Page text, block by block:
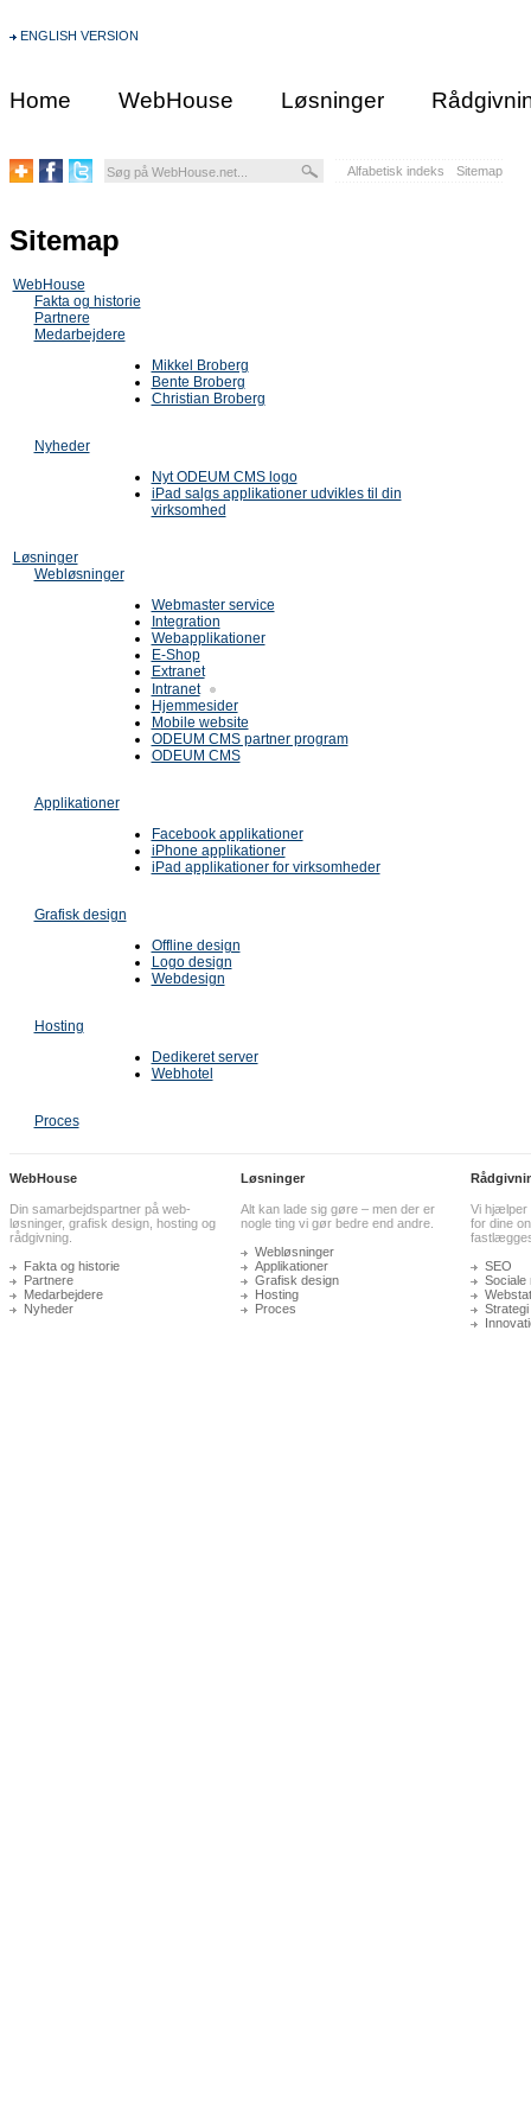
ENGLISH VERSION
Home WebHouse Løsninger
Alfabetisk indeks Sitemap
Sitemap
WebHouse
Fakta og historie
Partnere
Medarbejdere
Mikkel Broberg
Bente Broberg
Christian Broberg
Nyheder
Nyt ODEUM CMS logo
iPad salgs applikationer udvikles til din
virksomhed
Løsninger
Webløsninger
Webmaster service
Integration
Webapplikationer
E-Shop
Extranet
Intranet
Hjemmesider
Mobile website
ODEUM CMS partner program
ODEUM CMS
Applikationer
Facebook applikationer
iPhone applikationer
iPad applikationer for virksomheder
Grafisk design
Offline design
Logo design
Webdesign
Hosting
Dedikeret server
Webhotel
Proces
WebHouse
Din samarbejdspartner på web-
løsninger, grafisk design, hosting og
rådgivning.
Fakta og historie
Partnere
Medarbejdere
Nyheder
Løsninger
Alt kan lade sig gøre – men der er
nogle ting vi gør bedre end andre.
Webløsninger
Applikationer
Grafisk design
Hosting
Proces
Vi hjælper
for dine
SEO
Sociale
Strategi